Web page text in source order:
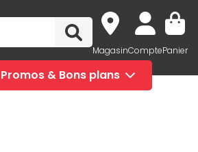
MagasinComptePanier
Promos & Bons plans